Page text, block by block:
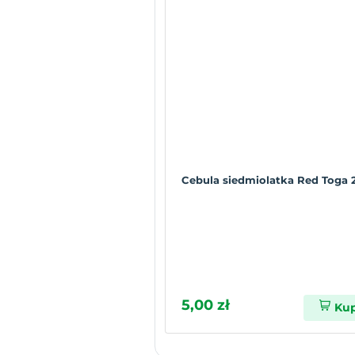
Cebula siedmiolatka Red Toga
5,00 zł